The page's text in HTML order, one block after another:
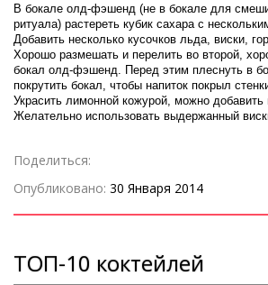
В бокале олд-фэшенд (не в бокале для
ритуала) растереть кубик сахара с
Добавить несколько кусочков льда, виски,
Хорошо размешать и перелить во второй,
бокал олд-фэшенд. Перед этим плеснуть в
покрутить бокал, чтобы напиток покрыл
Украсить лимонной кожурой, можно добавить
Желательно использовать выдержанный
Поделиться:
Опубликовано: 30 Января 2014
ТОП-10 коктейлей